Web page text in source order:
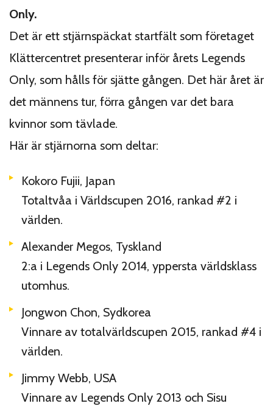
Only.
Det är ett stjärnspäckat startfält som företaget
Klättercentret presenterar inför årets Legends
Only, som hålls för sjätte gången. Det här året är
det männens tur, förra gången var det bara
kvinnor som tävlade.
Här är stjärnorna som deltar:
Kokoro Fujii, Japan
Totaltvåa i Världscupen 2016, rankad #2 i
världen.
Alexander Megos, Tyskland
2:a i Legends Only 2014, yppersta världsklass
utomhus.
Jongwon Chon, Sydkorea
Vinnare av totalvärldscupen 2015, rankad #4 i
världen.
Jimmy Webb, USA
Vinnare av Legends Only 2013 och Sisu